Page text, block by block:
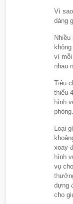
Vì
dáng
vì mỗi
nhau
Tiêu
thiểu
hình
phòng.
Loại
xoay
hình
vụ
dựng
cho